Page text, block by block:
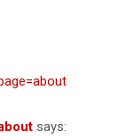
says: